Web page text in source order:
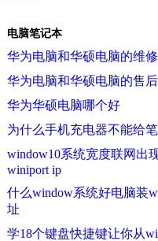
电脑笔记本
华为电脑和华硕电脑的维
华为电脑和华硕电脑的售
华为华硕电脑哪个好
为什么手机充电器不能给
window10系统宽度联网出
winiport ip
什么window系统好电脑装
址
学18个键盘快捷键让你从